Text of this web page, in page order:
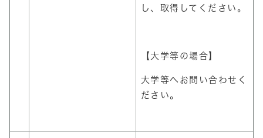
し、取得してください。
【大学等の場合】
大学等へお問い合わせく
ださい。